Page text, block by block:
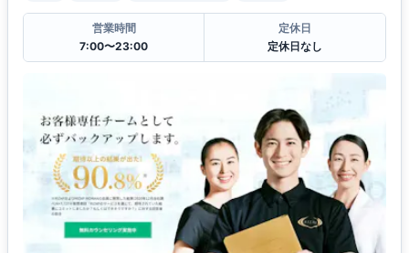
営業時間
7:00〜23:00
定休日
定休日なし